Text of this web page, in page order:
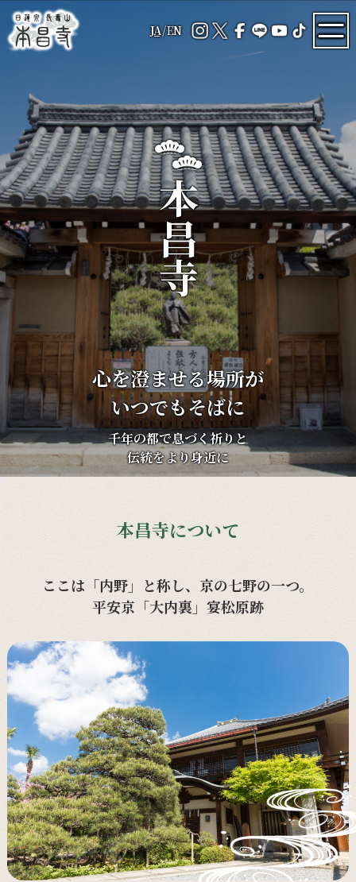
JA/EN
心を澄ませる場所が
いつでもそばに
千年の都で息づく祈りと
伝統をより身近に
本昌寺
本昌寺について
ここは「内野」と称し、京の七野の一つ。
平安京「大内裏」宴松原跡